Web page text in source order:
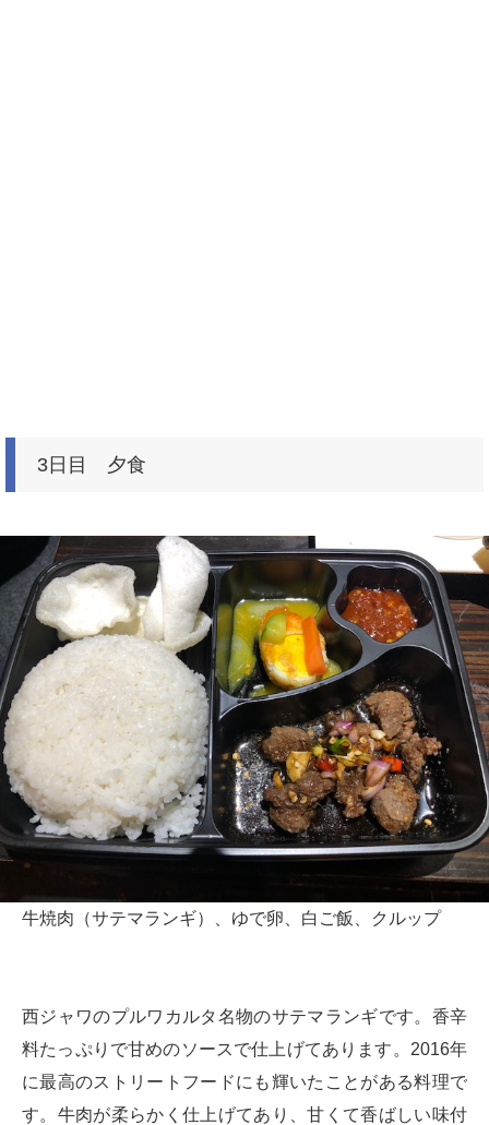
3日目 夕食
牛焼肉（サテマランギ）、ゆで卵、白ご飯、クルップ
西ジャワのプルワカルタ名物のサテマランギです。香辛
料たっぷりで甘めのソースで仕上げてあります。2016年
に最高のストリートフードにも輝いたことがある料理で
す。牛肉が柔らかく仕上げてあり、甘くて香ばしい味付